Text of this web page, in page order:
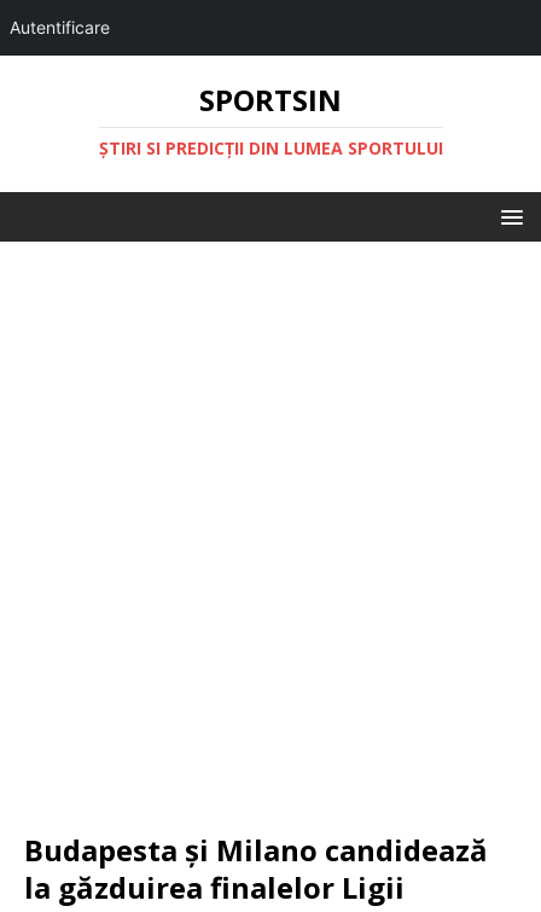
Autentificare
SPORTSIN
ŞTIRI SI PREDICŢII DIN LUMEA SPORTULUI
Budapesta şi Milano candidează
la găzduirea finalelor Ligii